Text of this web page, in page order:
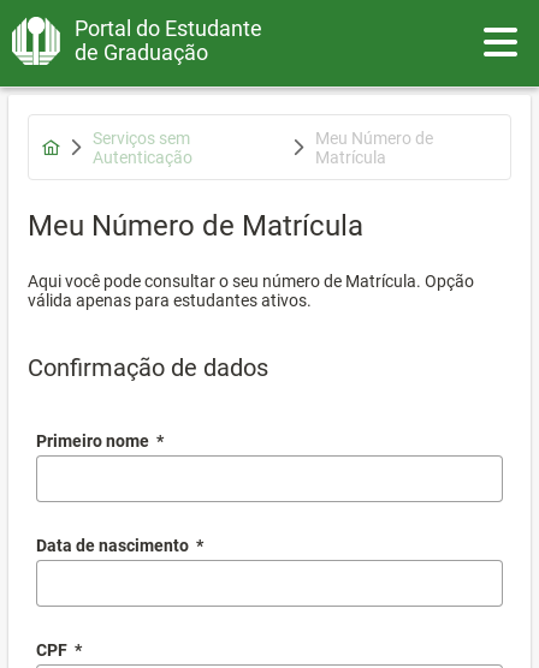
Portal do Estudante
de Graduação
Serviços sem
Autenticação
Meu Número de
Matrícula
Meu Número de Matrícula
Aqui você pode consultar o seu número de Matrícula. Opção
válida apenas para estudantes ativos.
Confirmação de dados
Primeiro nome *
Data de nascimento *
CPF *